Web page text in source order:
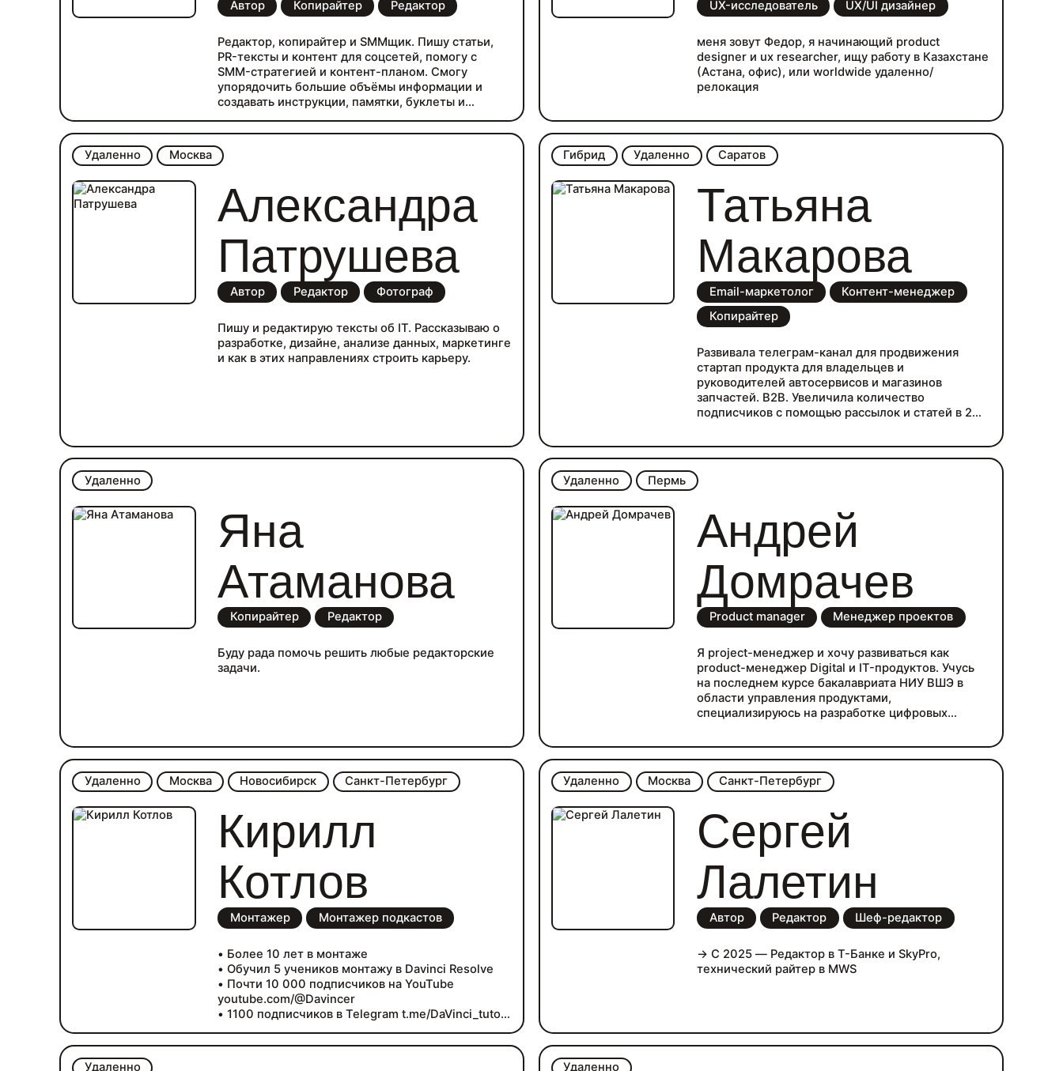
Автор Копирайтер Редактор
Редактор, копирайтер и SMMщик. Пишу статьи,
PR-тексты и контент для соцсетей, помогу с
SMM-стратегией и контент-планом. Смогу
упорядочить большие объёмы информации и
создавать инструкции, памятки, буклеты и
презентации. Мне интересны темы банков,
бизнеса, инвестиций, личных финансов,
маркетинга и детей. Но если у вас есть другая
интересная тема, с удовольствием обсужу.
журналиста до управляющего редактора в СМИ,
теперь редактор в пресс-службе банка топ-50.
Зарегистрирована как самозанятая. Пишите на
почту или в телеграм https://t.me/jiljourn.
UX-исследователь UX/UI дизайнер
меня зовут Федор, я начинающий product
designer и ux researcher, ищу работу в Казахстане
(Астана, офис), или worldwide удаленно/
релокация
Удаленно Москва
Александра
Патрушева
Автор Редактор Фотограф
Пишу и редактирую тексты об IT. Рассказываю о
разработке, дизайне, анализе данных, маркетинге
и как в этих направлениях строить карьеру.
Гибрид Удаленно Саратов
Татьяна
Макарова
Email-маркетолог
Контент-менеджер
Копирайтер
Развивала телеграм-канал для продвижения
стартап продукта для владельцев и
руководителей автосервисов и магазинов
запчастей. B2B. Увеличила количество
подписчиков с помощью рассылок и статей в 2
вовлеченность, увеличиваю продажи с помощью
сторителлинга.
Удаленно
Яна
Атаманова
Копирайтер Редактор
Буду рада помочь решить любые редакторские
задачи.
Удаленно Пермь
Андрей
Домрачев
Product manager Менеджер проектов
Я project-менеджер и хочу развиваться как
product-менеджер Digital и IT-продуктов. Учусь
на последнем курсе бакалавриата НИУ ВШЭ в
области управления продуктами,
специализируюсь на разработке цифровых
исследованиях рынка.
Удаленно Москва Новосибирск Санкт-Петербург
Кирилл
Котлов
Монтажер Монтажер подкастов
• Более 10 лет в монтаже
• Обучил 5 учеников монтажу в Davinci Resolve
• Почти 10 000 подписчиков на YouTube
youtube.com/@Davincer
• 1100 подписчиков в Telegram t.me/DaVinci_tutor
интроверта». Занимался работой с шаблонами
Удаленно Москва Санкт-Петербург
Сергей
Лалетин
Автор Редактор Шеф-редактор
→ С 2025 — Редактор в Т-Банке и SkyPro,
технический райтер в MWS
Удаленно Удаленно